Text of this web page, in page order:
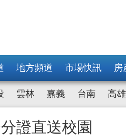
地方頻道 市場快訊 房
雲林 嘉義 台南 高雄
證直送校園